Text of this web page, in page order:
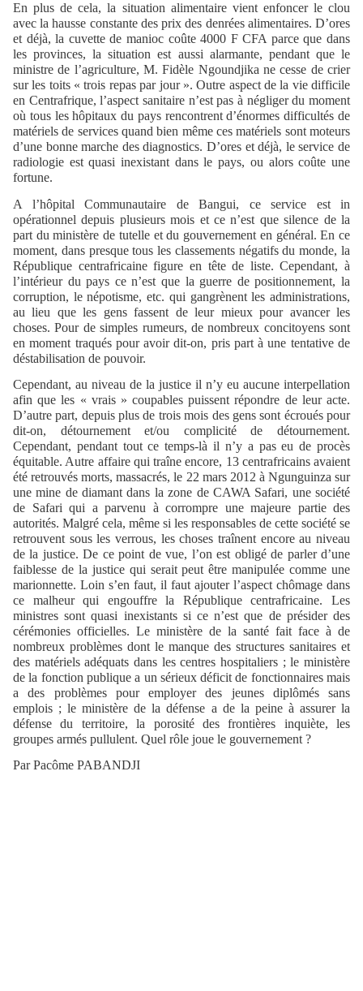
En plus de cela, la situation alimentaire vient enfoncer le clou
avec la hausse constante des prix des denrées alimentaires. D’ores
et déjà, la cuvette de manioc coûte 4000 F CFA parce que dans
les provinces, la situation est aussi alarmante, pendant que le
ministre de l’agriculture, M. Fidèle Ngoundjika ne cesse de crier
sur les toits « trois repas par jour ». Outre aspect de la vie difficile
en Centrafrique, l’aspect sanitaire n’est pas à négliger du moment
où tous les hôpitaux du pays rencontrent d’énormes difficultés de
matériels de services quand bien même ces matériels sont moteurs
d’une bonne marche des diagnostics. D’ores et déjà, le service de
radiologie est quasi inexistant dans le pays, ou alors coûte une
fortune.
A l’hôpital Communautaire de Bangui, ce service est in
opérationnel depuis plusieurs mois et ce n’est que silence de la
part du ministère de tutelle et du gouvernement en général. En ce
moment, dans presque tous les classements négatifs du monde, la
République centrafricaine figure en tête de liste. Cependant, à
l’intérieur du pays ce n’est que la guerre de positionnement, la
corruption, le népotisme, etc. qui gangrènent les administrations,
au lieu que les gens fassent de leur mieux pour avancer les
choses. Pour de simples rumeurs, de nombreux concitoyens sont
en moment traqués pour avoir dit-on, pris part à une tentative de
déstabilisation de pouvoir.
Cependant, au niveau de la justice il n’y eu aucune interpellation
afin que les « vrais » coupables puissent répondre de leur acte.
D’autre part, depuis plus de trois mois des gens sont écroués pour
dit-on, détournement et/ou complicité de détournement.
Cependant, pendant tout ce temps-là il n’y a pas eu de procès
équitable. Autre affaire qui traîne encore, 13 centrafricains avaient
été retrouvés morts, massacrés, le 22 mars 2012 à Ngunguinza sur
une mine de diamant dans la zone de CAWA Safari, une société
de Safari qui a parvenu à corrompre une majeure partie des
autorités. Malgré cela, même si les responsables de cette société se
retrouvent sous les verrous, les choses traînent encore au niveau
de la justice. De ce point de vue, l’on est obligé de parler d’une
faiblesse de la justice qui serait peut être manipulée comme une
marionnette. Loin s’en faut, il faut ajouter l’aspect chômage dans
ce malheur qui engouffre la République centrafricaine. Les
ministres sont quasi inexistants si ce n’est que de présider des
cérémonies officielles. Le ministère de la santé fait face à de
nombreux problèmes dont le manque des structures sanitaires et
des matériels adéquats dans les centres hospitaliers ; le ministère
de la fonction publique a un sérieux déficit de fonctionnaires mais
a des problèmes pour employer des jeunes diplômés sans
emplois ; le ministère de la défense a de la peine à assurer la
défense du territoire, la porosité des frontières inquiète, les
groupes armés pullulent. Quel rôle joue le gouvernement ?
Par Pacôme PABANDJI